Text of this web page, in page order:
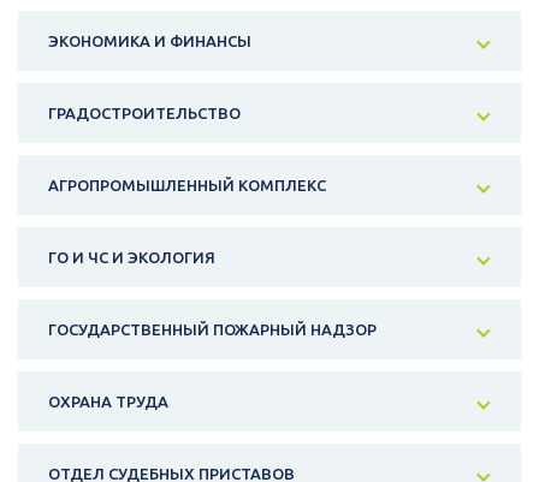
ЭКОНОМИКА И ФИНАНСЫ
ГРАДОСТРОИТЕЛЬСТВО
АГРОПРОМЫШЛЕННЫЙ КОМПЛЕКС
ГО И ЧС И ЭКОЛОГИЯ
ГОСУДАРСТВЕННЫЙ ПОЖАРНЫЙ НАДЗОР
ОХРАНА ТРУДА
ОТДЕЛ СУДЕБНЫХ ПРИСТАВОВ